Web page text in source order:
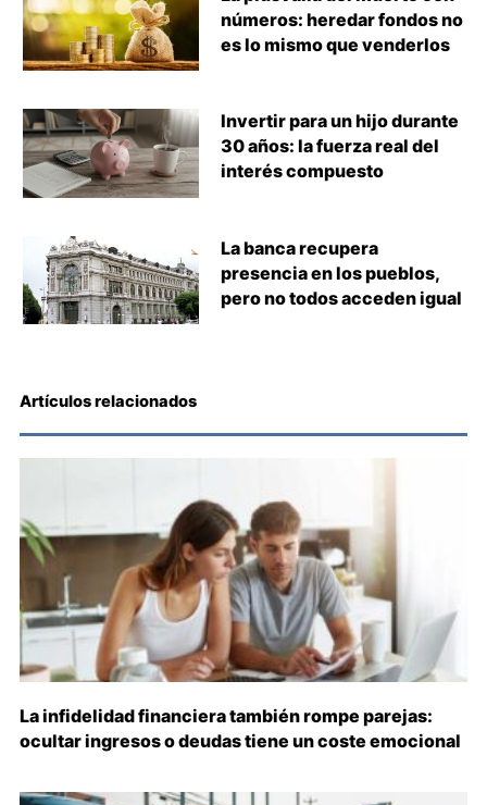
números: heredar fondos no
es lo mismo que venderlos
Invertir para un hijo durante
30 años: la fuerza real del
interés compuesto
La banca recupera
presencia en los pueblos,
pero no todos acceden igual
Artículos relacionados
La infidelidad financiera también rompe parejas:
ocultar ingresos o deudas tiene un coste emocional